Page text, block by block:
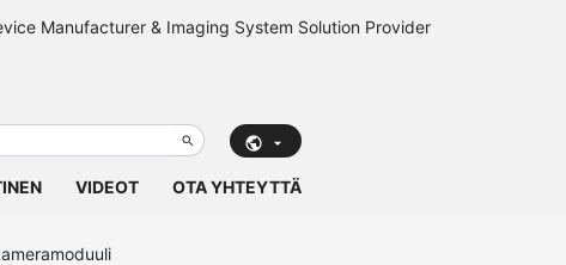
VIDEOT OTA YHTEYTTÄ